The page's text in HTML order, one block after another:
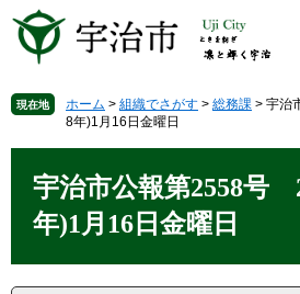
先
で
を
ば
へ
現在地 ホーム > 組織でさがす > 総務課 > 宇治
8年)1月16日金曜日
宇治市公報第2558号
年)1月16日金曜日